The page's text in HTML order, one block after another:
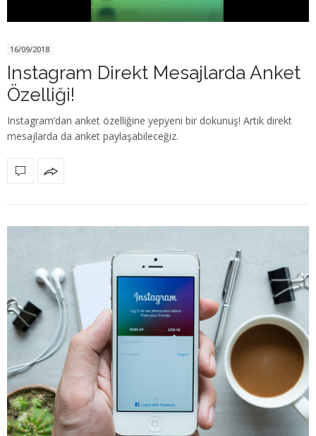
16/09/2018
Instagram Direkt Mesajlarda Anket
Özelliği!
Instagram’dan anket özelliğine yepyeni bir dokunuş! Artık direkt
mesajlarda da anket paylaşabileceğiz.